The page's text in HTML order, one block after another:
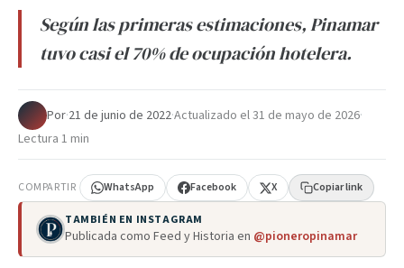
Según las primeras estimaciones, Pinamar
tuvo casi el 70% de ocupación hotelera.
Por·21 de junio de 2022·Actualizado el31 de mayo de 2026·
Lectura 1 min
COMPARTIR WhatsApp Facebook X Copiar link
TAMBIÉN EN INSTAGRAM
Publicada como Feed y Historia en @pioneropinamar